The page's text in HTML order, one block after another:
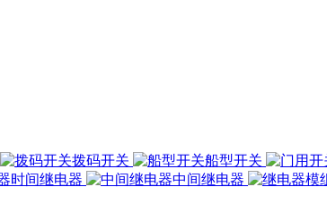
拨码开关 船型开关
时间继电器 中间继电器